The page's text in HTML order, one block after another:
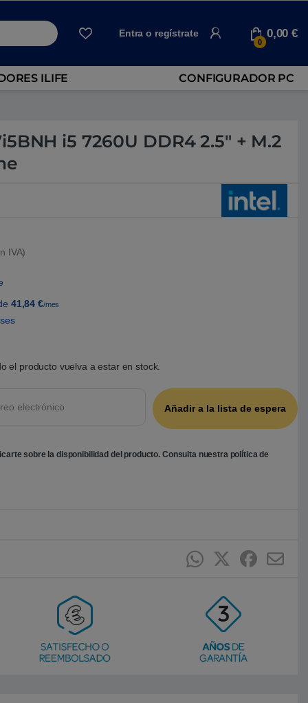
Entra o regístrate
0
0,00€
ILIFE CONFIGURADOR PC
i5 7260U DDR4 2.5″ + M.2
IVA)
41,84 €/mes
el producto vuelva a estar en stock.
sobre la disponibilidad del producto. Consulta nuestra política de